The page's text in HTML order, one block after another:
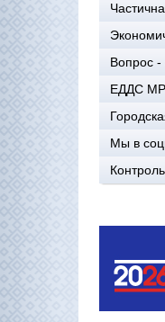
Вопрос -
ЕДДС МР
Мы в
Контроль